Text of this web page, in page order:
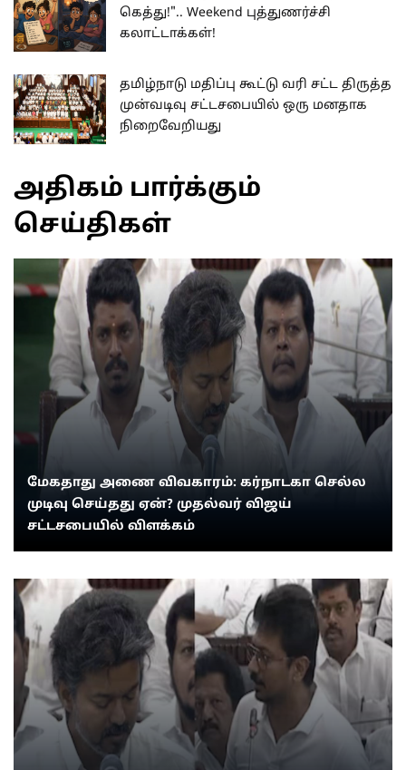
கெத்து!".. Weekend புத்துணர்ச்சி
கலாட்டாக்கள்!
தமிழ்நாடு மதிப்பு கூட்டு வரி சட்ட திருத்த
முன்வடிவு சட்டசபையில் ஒரு மனதாக
நிறைவேறியது
அதிகம் பார்க்கும்
செய்திகள்
மேகதாது அணை விவகாரம்: கர்நாடகா செல்ல
முடிவு செய்தது ஏன்? முதல்வர் விஜய்
சட்டசபையில் விளக்கம்